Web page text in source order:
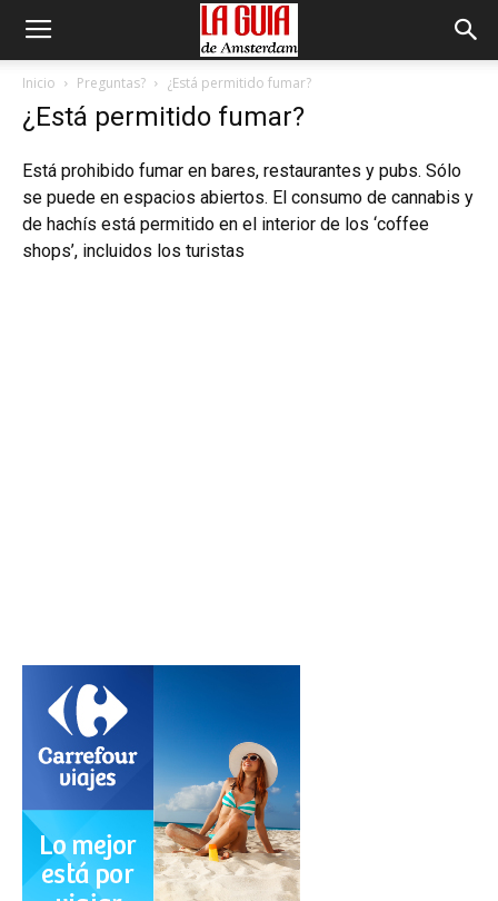
Inicio Preguntas? ¿Está permitido fumar?
¿Está permitido fumar?
Está prohibido fumar en bares, restaurantes y pubs. Sólo
se puede en espacios abiertos. El consumo de cannabis y
de hachís está permitido en el interior de los ‘coffee
shops’, incluidos los turistas